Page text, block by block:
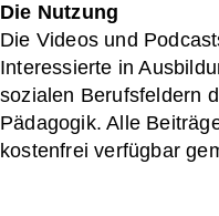
Die Nutzung
Die Videos und
Interessierte in
sozialen Berufsfeldern
Pädagogik. Alle
kostenfrei verfügbar